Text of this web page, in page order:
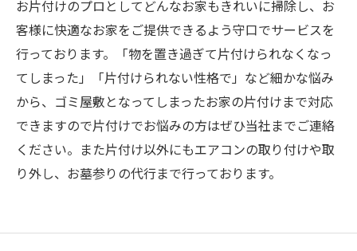
お片付けのプロとしてどんなお家もきれいに掃除し、お
客様に快適なお家をご提供できるよう守口でサービスを
行っております。「物を置き過ぎて片付けられなくなっ
てしまった」「片付けられない性格で」など細かな悩み
から、ゴミ屋敷となってしまったお家の片付けまで対応
できますので片付けでお悩みの方はぜひ当社までご連絡
ください。また片付け以外にもエアコンの取り付けや取
り外し、お墓参りの代行まで行っております。